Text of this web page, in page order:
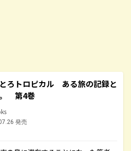
ろトロピカル ある旅の記録と
第4巻
発売